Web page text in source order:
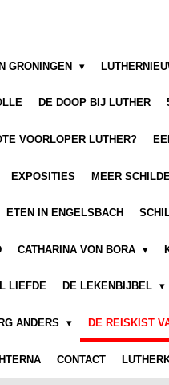
GRONINGEN
DE DOOP BIJ LUTHER
VOORLOPER LUTHER?
EXPOSITIES MEER
ETEN IN ENGELSBACH
CATHARINA VON BORA
LIEFDE DE LEKENBIJBEL
ANDERS DE REISKIST
CONTACT